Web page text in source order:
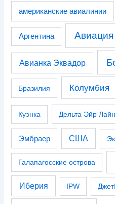
американские авиалинии
Аргентина Авиация
Авианка Эквадор
Бразилия Колумбия
Куэнка Дельта Эйр
Эмбраер США
Галапагосские острова
Иберия IPW